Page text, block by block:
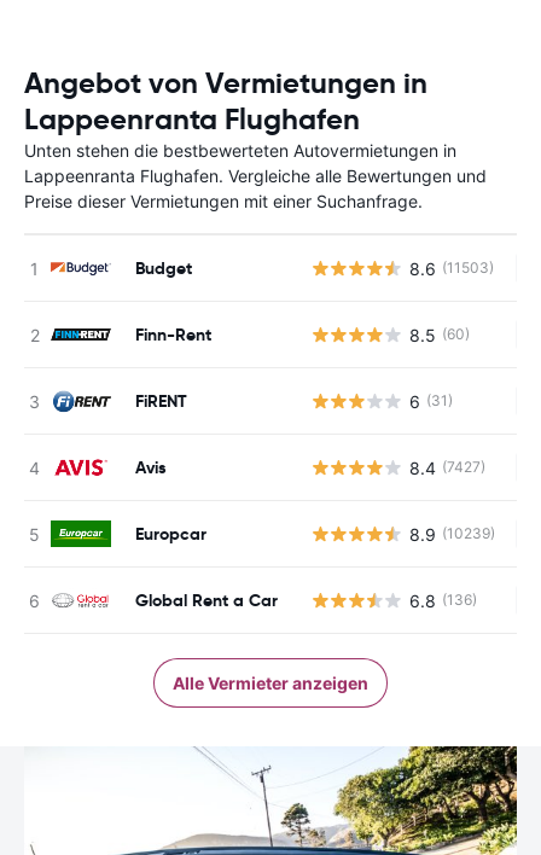
Angebot von Vermietungen in
Lappeenranta Flughafen
Unten stehen die bestbewerteten Autovermietungen in
Lappeenranta Flughafen. Vergleiche alle Bewertungen und
Preise dieser Vermietungen mit einer Suchanfrage.
Budget 8.6 (11503)
Finn-Rent 8.5 (60)
FiRENT 6 (31)
Avis 8.4 (7427)
Europcar 8.9 (10239)
Global Rent a Car 6.8 (136)
Alle Vermieter anzeigen